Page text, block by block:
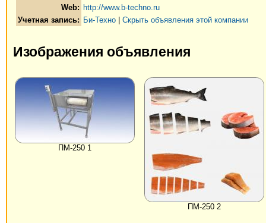
Web: http://www.b-techno.ru
Учетная запись: Би-Техно Скрыть объявления этой компании
Изображения объявления
ПМ-250 1
ПМ-250 2